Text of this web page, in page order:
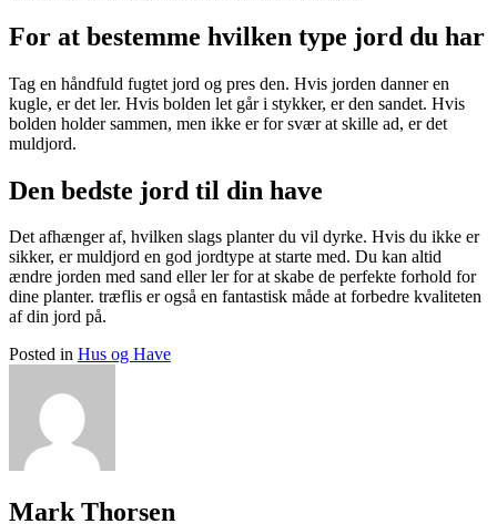
For at bestemme hvilken type jord du har
Tag en håndfuld fugtet jord og pres den. Hvis jorden danner en
kugle, er det ler. Hvis bolden let går i stykker, er den sandet. Hvis
bolden holder sammen, men ikke er for svær at skille ad, er det
muldjord.
Den bedste jord til din have
Det afhænger af, hvilken slags planter du vil dyrke. Hvis du ikke er
sikker, er muldjord en god jordtype at starte med. Du kan altid
ændre jorden med sand eller ler for at skabe de perfekte forhold for
dine planter. træflis er også en fantastisk måde at forbedre kvaliteten
af ​​din jord på.
Posted in Hus og Have
Mark Thorsen